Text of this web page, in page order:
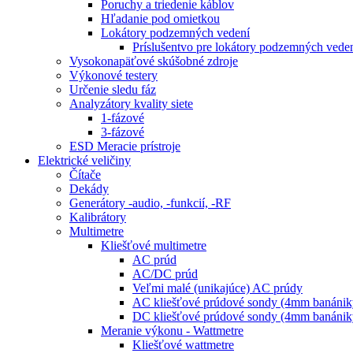
Poruchy a triedenie káblov
Hľadanie pod omietkou
Lokátory podzemných vedení
Príslušentvo pre lokátory podzemných
Vysokonapäťové skúšobné zdroje
Výkonové testery
Určenie sledu fáz
Analyzátory kvality siete
1-fázové
3-fázové
ESD Meracie prístroje
Elektrické veličiny
Čítače
Dekády
Generátory -audio, -funkcií, -RF
Kalibrátory
Multimetre
Kliešťové multimetre
AC prúd
AC/DC prúd
Veľmi malé (unikajúce) AC prúdy
AC kliešťové prúdové sondy (4mm
DC kliešťové prúdové sondy (4mm
Meranie výkonu - Wattmetre
Kliešťové wattmetre